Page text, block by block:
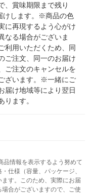
、賞味期限まで残り
けします。※商品の色
に再現するよう心がけ
なる場合がございま
利用いただくため、同
ご注文、同一のお届け
ご注文のキャンセルを
ざいます。※一緒にご
届け地域等により翌日
ります。
品情報を表示するよう努めて
仕様（容量、パッケージ、
す。このため、実際にお届
合がございますので、ご使